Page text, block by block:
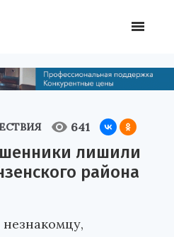
641
лишили
района